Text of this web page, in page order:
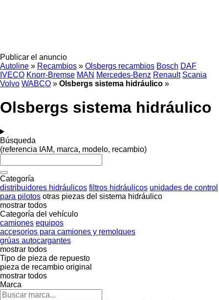
Publicar el anuncio
Autoline » Recambios » Olsbergs recambios Bosch DAF
IVECO Knorr-Bremse MAN Mercedes-Benz Renault Scania
Volvo WABCO » Olsbergs sistema hidráulico »
Olsbergs sistema hidráulico
Búsqueda
(referencia IAM, marca, modelo, recambio)
Categoría
distribuidores hidráulicos filtros hidráulicos unidades de control
para pilotos otras piezas del sistema hidráulico
mostrar todos
Categoría del vehículo
camiones equipos
accesorios para camiones y remolques
grúas autocargantes
mostrar todos
Tipo de pieza de repuesto
pieza de recambio original
mostrar todos
Marca